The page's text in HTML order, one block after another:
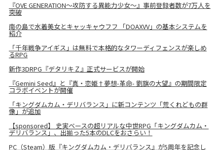
『OVE GENERATION～攻防する異能力少女～』事前登録者数が7万人を
突破
南の島で水着美女とキャッキャウフフ 「DOAXVV」の基本システムを
紹介
「千年戦争アイギス」は無料で本格的なタワーディフェンスが楽しめ
るRPG
新作3DRPG『デタリキＺ』正式サービスが開始
『Gemini Seed』と『真・恋姫†夢想-革命- 劉旗の大望』の期間限定
コラボイベントが開催
「キングダムカム・デリバランス」に新コンテンツ「荒くれどもの群
像」が追加
【sponsored】 史実ベースの超リアルな中世RPG「キングダムカム・
デリバランス」、出揃った5本のDLCをおさらい！
PC（Steam）版『キングダムカム・デリバランス』が5周年を記念し